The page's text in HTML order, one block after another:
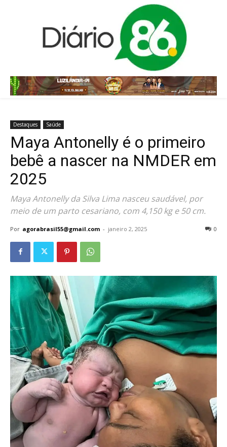
Destaques Saúde
Maya Antonelly é o primeiro
bebê a nascer na NMDER em
2025
Maya Antonelly da Silva Lima nasceu saudável, por
meio de um parto cesariano, com 4,150 kg e 50 cm.
Por agorabrasil55@gmail.com - janeiro 2, 2025 0